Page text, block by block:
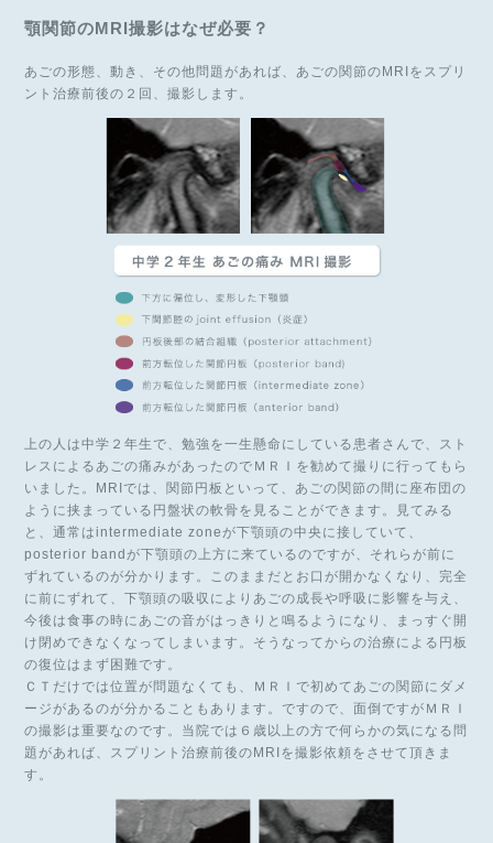
顎関節のMRI撮影はなぜ必要？
あごの形態、動き、その他問題があれば、あごの関節のMRIをスプリ
ント治療前後の２回、撮影します。
上の人は中学２年生で、勉強を一生懸命にしている患者さんで、スト
レスによるあごの痛みがあったのでＭＲＩを勧めて撮りに行ってもら
いました。MRIでは、関節円板といって、あごの関節の間に座布団の
ように挟まっている円盤状の軟骨を見ることができます。見てみる
と、通常はintermediate zoneが下顎頭の中央に接していて、
posterior bandが下顎頭の上方に来ているのですが、それらが前に
ずれているのが分かります。このままだとお口が開かなくなり、完全
に前にずれて、下顎頭の吸収によりあごの成長や呼吸に影響を与え、
今後は食事の時にあごの音がはっきりと鳴るようになり、まっすぐ開
け閉めできなくなってしまいます。そうなってからの治療による円板
の復位はまず困難です。
ＣＴだけでは位置が問題なくても、ＭＲＩで初めてあごの関節にダメ
ージがあるのが分かることもあります。ですので、面倒ですがＭＲＩ
の撮影は重要なのです。当院では６歳以上の方で何らかの気になる問
題があれば、スプリント治療前後のMRIを撮影依頼をさせて頂きま
す。